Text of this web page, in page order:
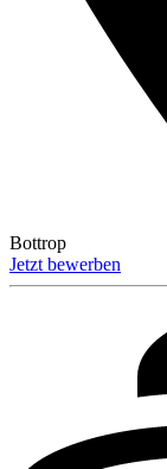
Bottrop
Jetzt bewerben